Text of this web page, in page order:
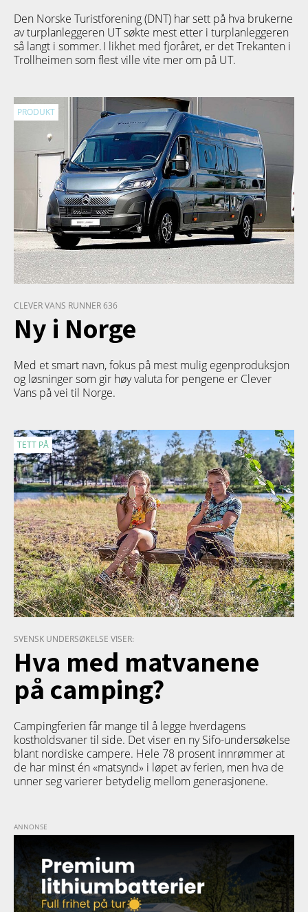
Den Norske Turistforening (DNT) har sett på hva brukerne
av turplanleggeren UTsøkte mest etter i turplanleggeren
så langt i sommer. I likhet med fjoråret, er det Trekanten i
Trollheimen som flest ville vite mer om på UT.
PRODUKT
CLEVER VANS RUNNER 636
Ny i Norge
Med et smart navn, fokus på mest mulig egenproduksjon
og løsninger som gir høy valuta for pengene er Clever
Vans på vei til Norge.
TETT PÅ
SVENSK UNDERSØKELSE VISER:
Hva med matvanene
på camping?
Campingferien får mange til å legge hverdagens
kostholdsvaner til side. Det viser en ny Sifo-undersøkelse
blant nordiske campere. Hele 78 prosent innrømmer at
de har minst én «matsynd» i løpet av ferien, men hva de
unner seg varierer betydelig mellom generasjonene.